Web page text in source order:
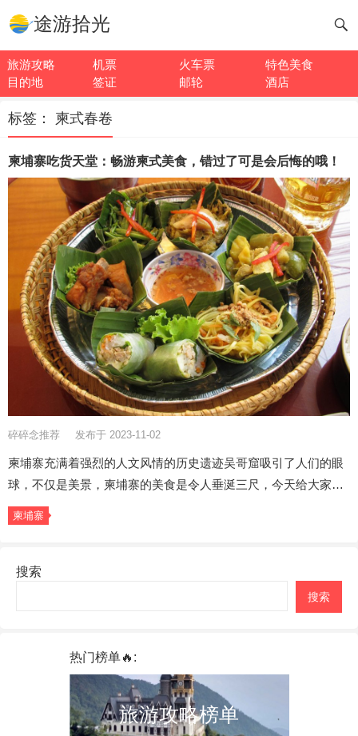
途游拾光
旅游攻略 机票 火车票
特色美食
目的地
签证 邮轮 酒店
标签： 柬式春卷
柬埔寨吃货天堂：畅游柬式美食，错过了可是会后悔的哦！
碎碎念推荐 发布于 2023-11-02
柬埔寨充满着强烈的人文风情的历史遗迹吴哥窟吸引了人们的眼
球，不仅是美景，柬埔寨的美食是令人垂涎三尺，今天给大家…
柬埔寨
搜索
搜索
热门榜单🔥:
旅游攻略榜单